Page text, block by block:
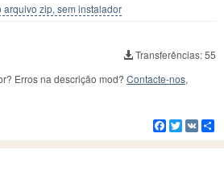
arquivo zip, sem instalador
Transferências: 55
Erros na descrição mod? Contacte-nos,
Facebook
Twitter
VK